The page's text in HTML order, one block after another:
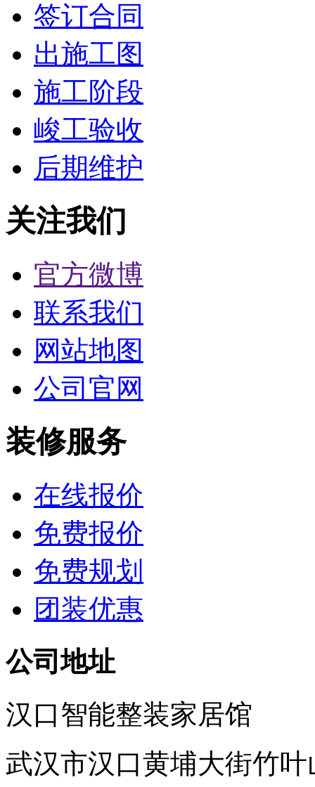
签订合同
出施工图
施工阶段
峻工验收
后期维护
关注我们
官方微博
联系我们
网站地图
公司官网
装修服务
在线报价
免费报价
免费规划
团装优惠
公司地址
汉口智能整装家居馆
武汉市汉口黄埔大街竹